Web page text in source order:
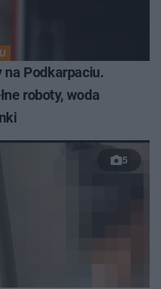
na Podkarpaciu.
roboty, woda
5